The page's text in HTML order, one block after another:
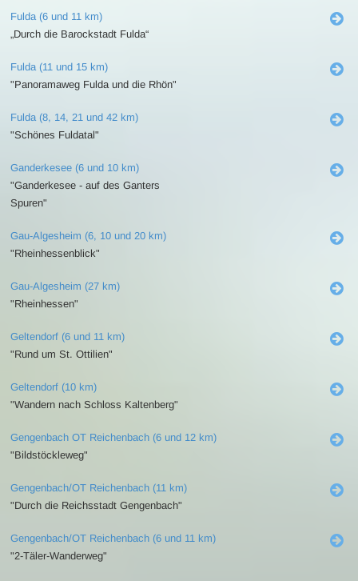
Fulda (6 und 11 km)
„Durch die Barockstadt Fulda“
Fulda (11 und 15 km)
"Panoramaweg Fulda und die Rhön"
Fulda (8, 14, 21 und 42 km)
"Schönes Fuldatal"
Ganderkesee (6 und 10 km)
"Ganderkesee - auf des Ganters
Spuren"
Gau-Algesheim (6, 10 und 20 km)
"Rheinhessenblick"
Gau-Algesheim (27 km)
"Rheinhessen"
Geltendorf (6 und 11 km)
"Rund um St. Ottilien"
Geltendorf (10 km)
"Wandern nach Schloss Kaltenberg"
Gengenbach OT Reichenbach (6 und 12 km)
"Bildstöckleweg"
Gengenbach/OT Reichenbach (11 km)
"Durch die Reichsstadt Gengenbach"
Gengenbach/OT Reichenbach (6 und 11 km)
"2-Täler-Wanderweg"